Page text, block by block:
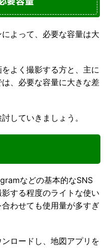
よって、必要な容量は大
よく撮影する方と、主に
、必要な容量に大きな差
していきましょう。
などの基本的なSNS
する程度のライトな使い
わせても使用量が多すぎ
ロードし、地図アプリを